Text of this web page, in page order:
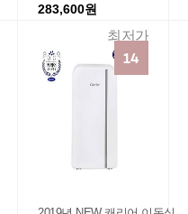
283,600원
최저가